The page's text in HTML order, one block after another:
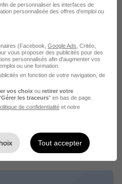
Routier de
depuis le 05/06/26
de personnaliser les interfaces de
personnalisée des offres d'emploi ou
(Facebook, Google Ads , Critéo,
vous proposer des publicités pour des
personnalisés afin d’augmenter vos
ou une formation.
en fonction de votre navigation, de
vos choix ou retirer votre
Gérer les traceurs" en bas de page.
de confidentialité et notre
Tout accepter